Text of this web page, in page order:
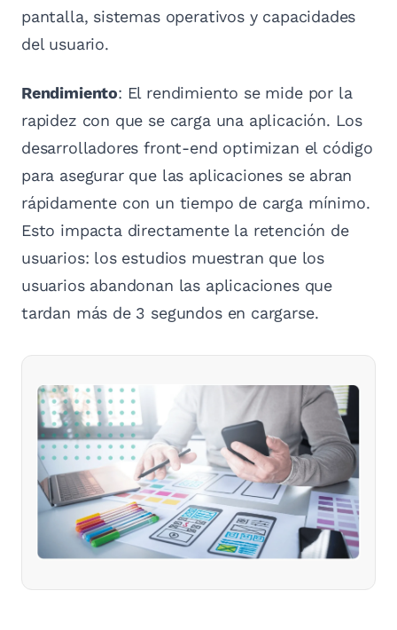
pantalla, sistemas operativos y capacidades
del usuario.
Rendimiento: El rendimiento se mide por la
rapidez con que se carga una aplicación. Los
desarrolladores front-end optimizan el código
para asegurar que las aplicaciones se abran
rápidamente con un tiempo de carga mínimo.
Esto impacta directamente la retención de
usuarios: los estudios muestran que los
usuarios abandonan las aplicaciones que
tardan más de 3 segundos en cargarse.